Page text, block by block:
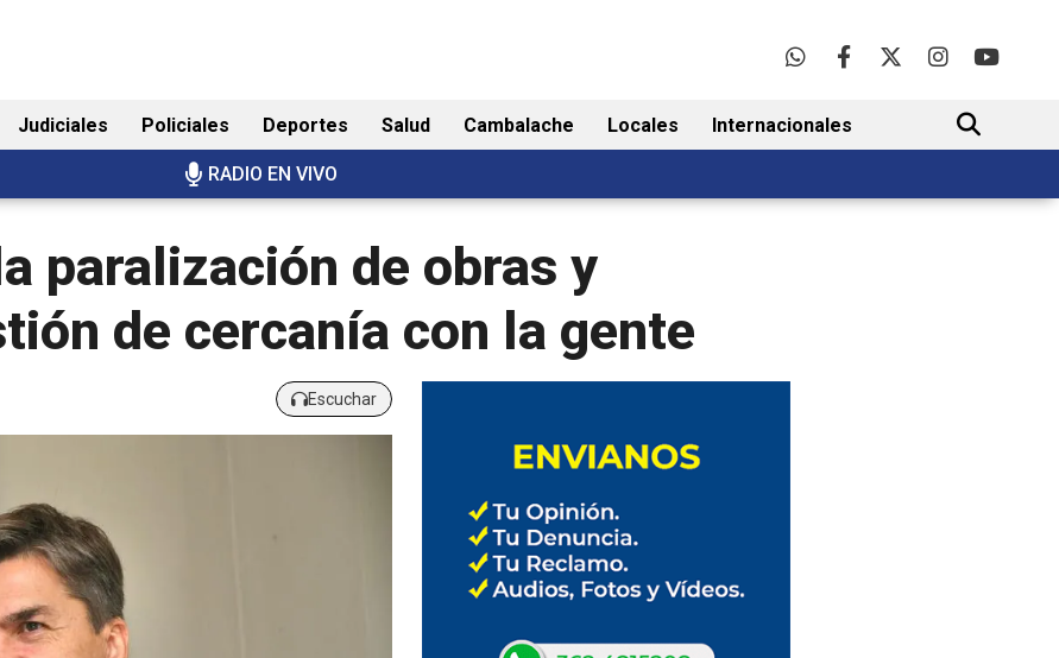
Judiciales Policiales Deportes Salud Cambalache Locales Internacionales
RADIO EN VIVO
BUSCAR
paralización de obras y
de cercanía con la gente
Escuchar